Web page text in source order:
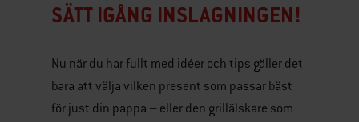
SÄTT IGÅNG INSLAGNINGEN!
Nu när du har fullt med idéer och tips gäller det
bara att välja vilken present som passar bäst
för just din pappa – eller den grillälskare som